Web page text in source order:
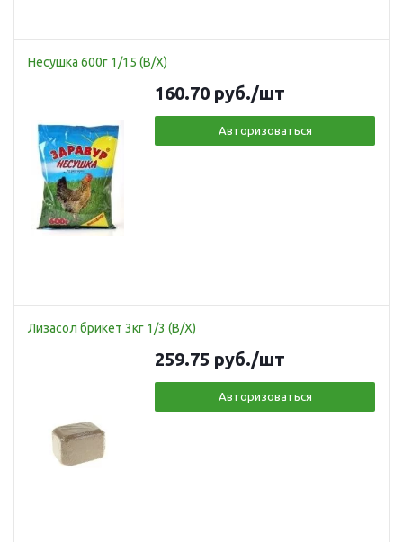
Несушка 600г 1/15 (В/Х)
160.70 руб./шт
Авторизоваться
Лизасол брикет 3кг 1/3 (В/Х)
259.75 руб./шт
Авторизоваться